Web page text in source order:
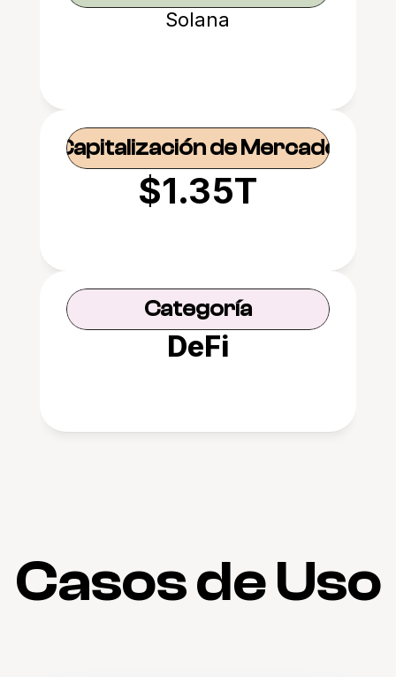
Solana
Capitalización de Mercado
$1.35T
Categoría
DeFi
Casos de Uso